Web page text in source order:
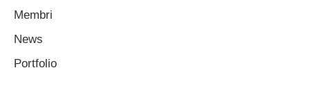
Membri
News
Portfolio